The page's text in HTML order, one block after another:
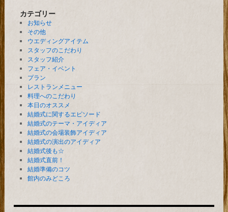
カテゴリー
お知らせ
その他
ウエディングアイテム
スタッフのこだわり
スタッフ紹介
フェア・イベント
プラン
レストランメニュー
料理へのこだわり
本日のオススメ
結婚式に関するエピソード
結婚式のテーマ・アイディア
結婚式の会場装飾アイディア
結婚式の演出のアイディア
結婚式後も☆
結婚式直前！
結婚準備のコツ
館内のみどころ